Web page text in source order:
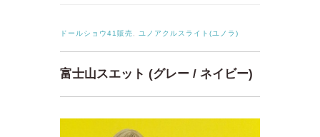
ドールショウ41販売 ユノアクルスライト(ユノラ)
富士山スエット (グレー / ネイビー)